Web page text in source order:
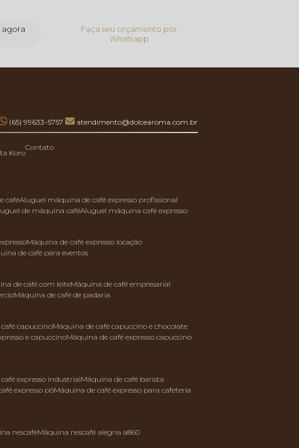
agora
Faça seu orçamento por
Whatsapp
(65) 99633-5757 atendimento@dolcearoma.com.br
Koro
Contato
café aluguel máquina de café expresso profissional
de máquina café aluguel máquina café expresso
máquina de café expresso locação
de café para eventos
de café com leite
máquina de café empresarial
máquina de café de padaria
café capuccino
máquina de café capuccino e chocolate
e capuccino
máquina de café expresso capuccino
café expresso industrial
máquina de café barista
expresso pó
máquina de café expresso para cafeteria
nescafé
máquina nescafé alegria a860